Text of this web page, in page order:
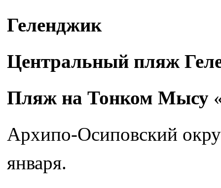
Геленджик
Центральный пляж
Пляж на Тонком Мысу
Архипо-Осиповский
января.